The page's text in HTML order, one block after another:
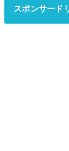
スポンサード